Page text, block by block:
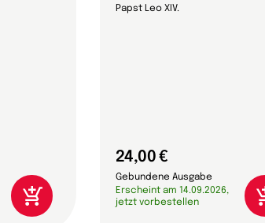
Papst Leo XIV.
24,00 €
Gebundene Ausgabe
Erscheint am 14.09.2026,
jetzt vorbestellen